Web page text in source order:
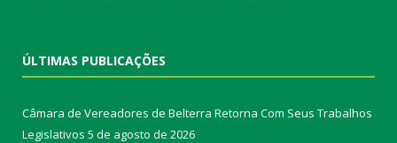
ÚLTIMAS PUBLICAÇÕES
Câmara de Vereadores de Belterra Retorna Com Seus Trabalhos
Legislativos 5 de agosto de 2026